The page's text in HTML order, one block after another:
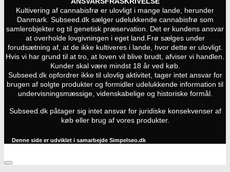
Kultivering af cannabisfrø er ulovligt i mange lande, herunder
Danmark. Subseed.dk sælger udelukkende cannabisfrø som
samlerobjekter og til genetisk præservation. Det er kundens ansvar
at overholde lovgivningen i eget land. Frø sælges under
forudsætning af, at de ikke kultiveres i lande, hvor dette er ulovligt.
Hvis vi har grund til at tro, at loven vil blive brudt, afviser vi handlen.
Kunder skal være mindst 18 år ved køb.
Subseed.dk opfordrer ikke til ulovlig aktivitet, tager intet ansvar for
brugen af solgte produkter og formidler udelukkende information til
undervisningsmæssige, videnskabelige og historiske formål.
Subseed.dk påtager sig intet ansvar for juridiske konsekvenser af
køb eller brug af vores produkter.
Denne side er udviklet i samarbejde Simpelseo.dk